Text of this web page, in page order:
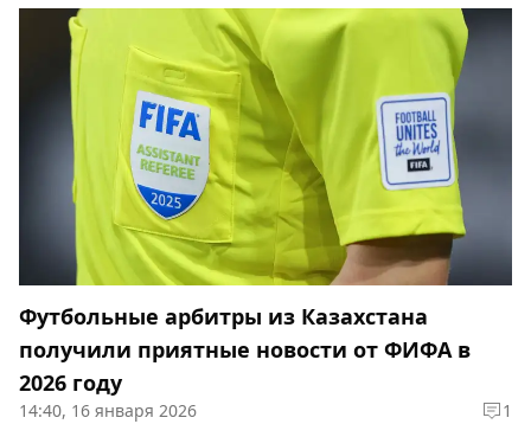
Футбольные арбитры из Казахстана
получили приятные новости от ФИФА в
2026 году
14:40, 16 января 2026 1